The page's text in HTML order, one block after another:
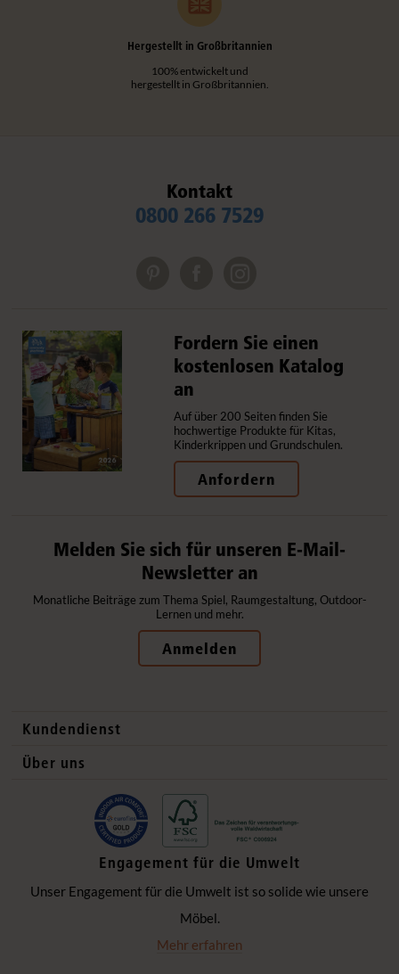
Hergestellt in Großbritannien
100% entwickelt und
hergestellt in Großbritannien.
Kontakt
0800 266 7529
Fordern Sie einen
kostenlosen Katalog
an
Auf über 200 Seiten finden Sie
hochwertige Produkte für Kitas,
Kinderkrippen und Grundschulen.
Anfordern
Melden Sie sich für unseren E-Mail-
Newsletter an
Monatliche Beiträge zum Thema Spiel, Raumgestaltung, Outdoor-
Lernen und mehr.
Anmelden
Kundendienst
Kontaktdaten
Häufig gestellte Fragen
Datenschutzerklärung
Impressum
Über uns
Qualitätsprodukte
Gesund und sicher
Flexible Einrichtung
Ökologisch verantwortlich
Einzigartige Zusammenarbeit
Engagement für die Umwelt
Unser Engagement für die Umwelt ist so solide wie unsere
Möbel.
Mehr erfahren